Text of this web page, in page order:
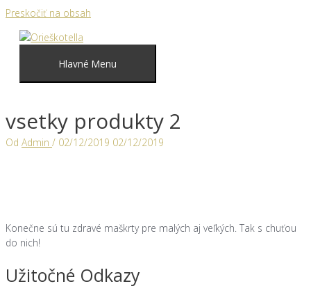
Preskočiť na obsah
Hlavné Menu
vsetky produkty 2
Od Admin / 02/12/2019 02/12/2019
Konečne sú tu zdravé maškrty pre malých aj veľkých. Tak s chuťou
do nich!
Užitočné Odkazy